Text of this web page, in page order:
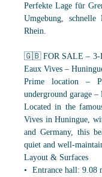
Perfekte Lage für
Umgebung,
Rhein.
🇬🇧 FOR SALE – 3-
Eaux Vives –
Prime location –
underground garage –
Located in the
Vives in Huningue,
and Germany, this
quiet and well-
Layout & Surfaces
Entrance hall: 9.08